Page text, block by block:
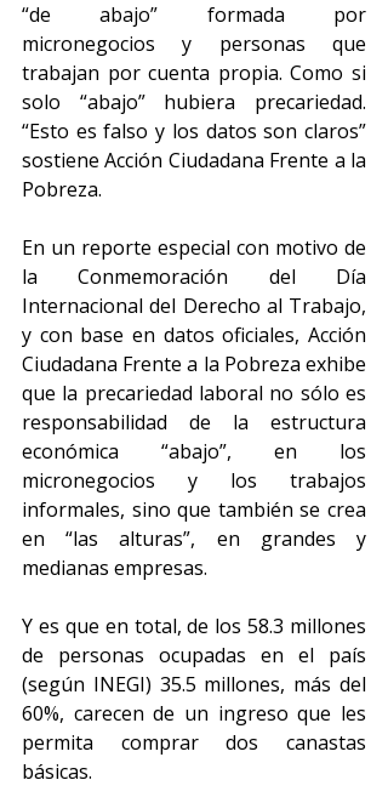
“de abajo” formada por
micronegocios y personas que
trabajan por cuenta propia. Como si
solo “abajo” hubiera precariedad.
“Esto es falso y los datos son claros”
sostiene Acción Ciudadana Frente a la
Pobreza.
En un reporte especial con motivo de
la Conmemoración del Día
Internacional del Derecho al Trabajo,
y con base en datos oficiales, Acción
Ciudadana Frente a la Pobreza exhibe
que la precariedad laboral no sólo es
responsabilidad de la estructura
económica “abajo”, en los
micronegocios y los trabajos
informales, sino que también se crea
en “las alturas”, en grandes y
medianas empresas.
Y es que en total, de los 58.3 millones
de personas ocupadas en el país
(según INEGI) 35.5 millones, más del
60%, carecen de un ingreso que les
permita comprar dos canastas
básicas.